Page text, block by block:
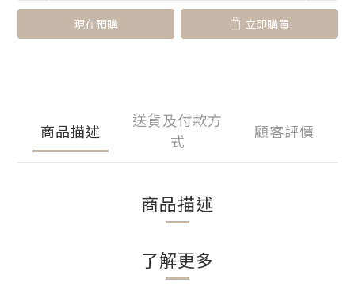
現在預購 立即購買
商品描述
送貨及付款方
式
顧客評價
商品描述
了解更多